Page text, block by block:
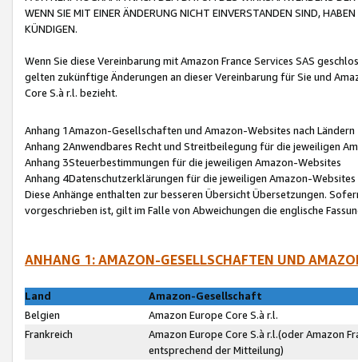
WENN SIE MIT EINER ÄNDERUNG NICHT EINVERSTANDEN SIND,
KÜNDIGEN.
Wenn Sie diese Vereinbarung mit Amazon France Services SAS
gelten zukünftige Änderungen an dieser Vereinbarung für Sie und
Core S.à r.l. bezieht.
Anhang 1Amazon-Gesellschaften und Amazon-Websites nach Ländern
Anhang 2Anwendbares Recht und Streitbeilegung für die jeweiligen
Anhang 3Steuerbestimmungen für die jeweiligen Amazon-Websites
Anhang 4Datenschutzerklärungen für die jeweiligen Amazon-Websites
Diese Anhänge enthalten zur besseren Übersicht Übersetzungen.
vorgeschrieben ist, gilt im Falle von Abweichungen die englische
ANHANG 1: AMAZON-GESELLSCHAFTEN UND
Land
Amazon-Gesellschaft
Belgien
Amazon Europe Core S.à r.l.
Frankreich
Amazon Europe Core S.à r.l.(oder Amazon
entsprechend der Mitteilung)